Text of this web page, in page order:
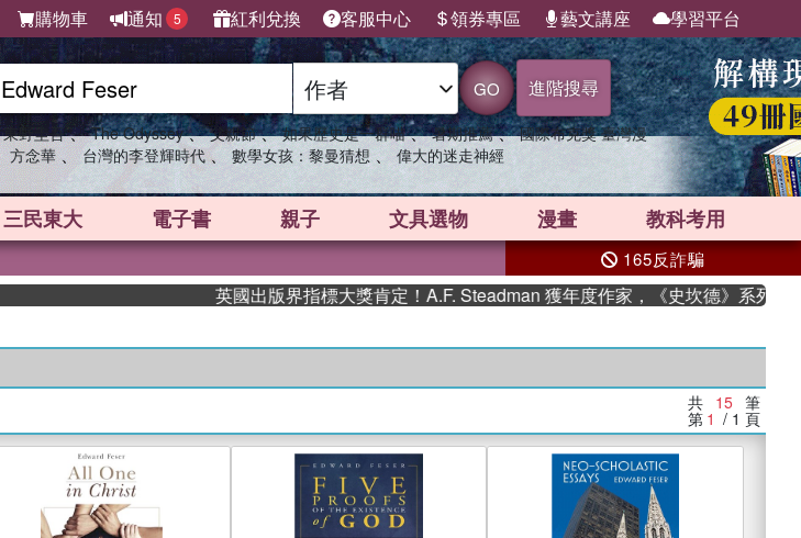
購物車 通知 5 紅利兌換 客服中心 領券專區 藝文講座 學習平台
GO 進階搜尋
東野圭吾 、 The Odyssey 、 父親節 、 如果歷史是一群喵 、 暑期推薦 、 國際布克獎 臺灣漫
方念華 、 台灣的李登輝時代 、 數學女孩：黎曼猜想 、 偉大的迷走神經
三民東大 電子書 親子 文具選物 漫畫 教科考用
165反詐騙
英國出版界指標大獎肯定！A.F. Steadman 獲年度作家，《史坎德》系列帶你踏
共 15 筆
第 1 / 1 頁